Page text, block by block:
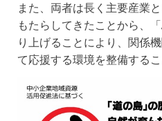
また、両者は長く主要産業
もたらしてきたことから、
り上げることにより、関係
て応援する環境を整備するこ